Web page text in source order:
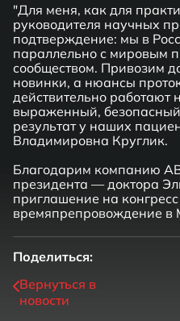
"Для меня, как для
руководителя научных
подтверждение: мы в
параллельно с мировым
сообществом. Привозим
новинки, а нюансы
действительно работают
выраженный,
результат у наших
Владимировна Круглик.
Благодарим компанию
президента — доктора
приглашение на
времяпрепровождение в
Поделиться:
Вернуться в
новости